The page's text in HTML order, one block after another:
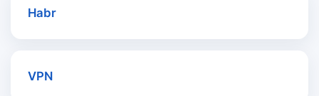
Habr
VPN